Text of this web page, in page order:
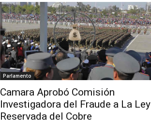
Parlamento
Camara Aprobó Comisión
Investigadora del Fraude a La Ley
Reservada del Cobre